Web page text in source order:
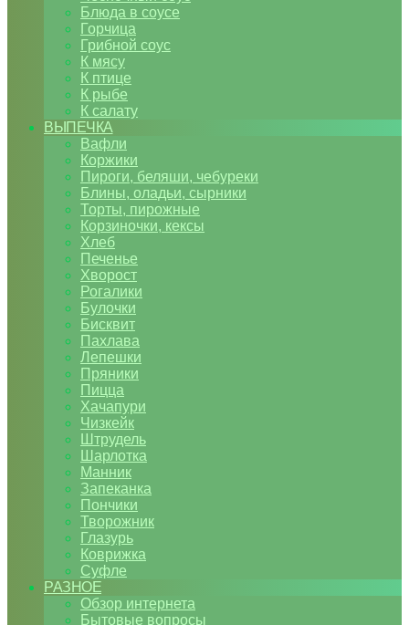
Блюда в соусе
Горчица
Грибной соус
К мясу
К птице
К рыбе
К салату
ВЫПЕЧКА
Вафли
Коржики
Пироги, беляши, чебуреки
Блины, оладьи, сырники
Торты, пирожные
Корзиночки, кексы
Хлеб
Печенье
Хворост
Рогалики
Булочки
Бисквит
Пахлава
Лепешки
Пряники
Пицца
Хачапури
Чизкейк
Штрудель
Шарлотка
Манник
Запеканка
Пончики
Творожник
Глазурь
Коврижка
Суфле
РАЗНОЕ
Обзор интернета
Бытовые вопросы